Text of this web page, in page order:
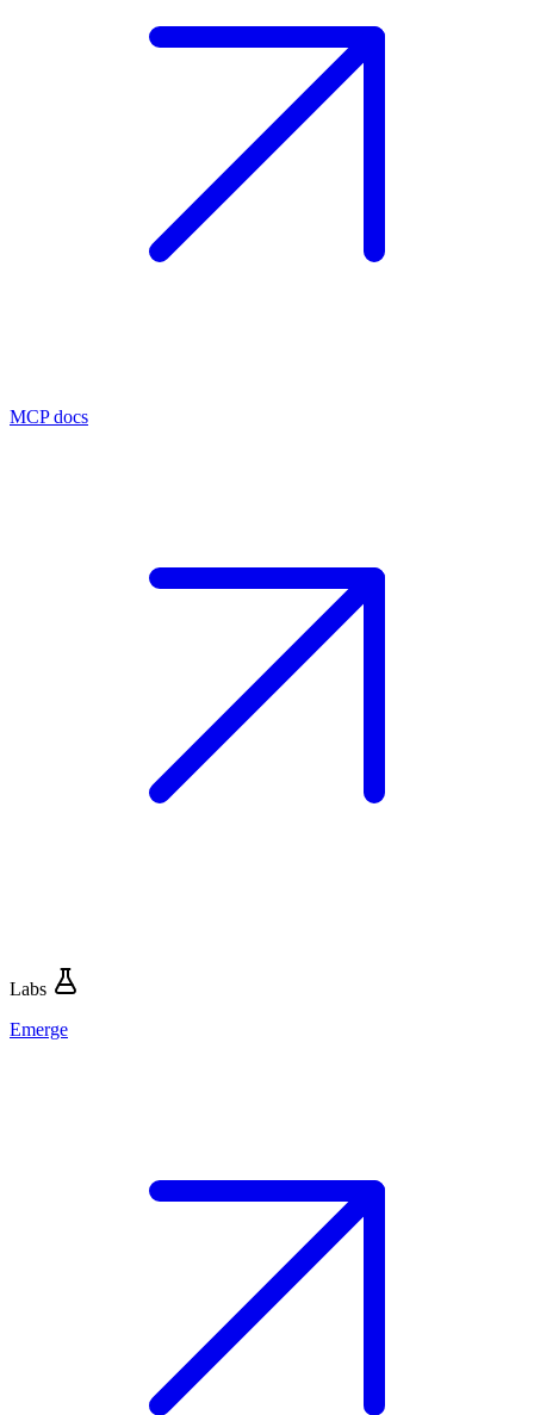
MCP docs
Labs
Emerge